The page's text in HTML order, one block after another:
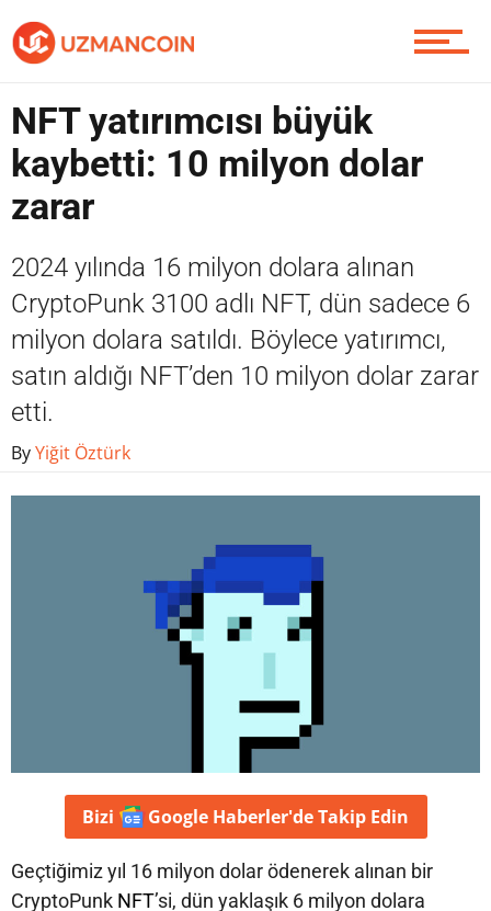
Yazarlardan
Piyasa
Soru Sor
Contact / İletişim
NFT yatırımcısı büyük
kaybetti: 10 milyon dolar
zarar
2024 yılında 16 milyon dolara alınan
CryptoPunk 3100 adlı NFT, dün sadece 6
milyon dolara satıldı. Böylece yatırımcı,
satın aldığı NFT’den 10 milyon dolar zarar
etti.
ByYiğit Öztürk
Bizi Google Haberler'deTakip Edin
Geçtiğimiz yıl 16 milyon dolar ödenerek alınan bir
CryptoPunk NFT’si, dün yaklaşık 6 milyon dolara